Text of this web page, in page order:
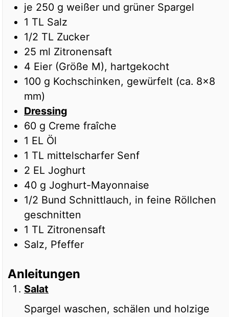
je 250 g weißer und grüner Spargel
1 TL Salz
1/2 TL Zucker
25 ml Zitronensaft
4 Eier (Größe M), hartgekocht
100 g Kochschinken, gewürfelt (ca. 8x8
mm)
Dressing
60 g Creme fraîche
1 EL Öl
1 TL mittelscharfer Senf
2 EL Joghurt
40 g Joghurt-Mayonnaise
1/2 Bund Schnittlauch, in feine Röllchen
geschnitten
1 TL Zitronensaft
Salz, Pfeffer
Anleitungen
Salat
Spargel waschen, schälen und holzige